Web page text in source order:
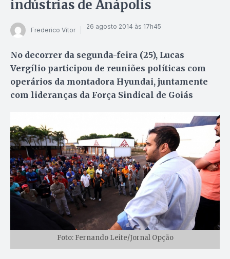
indústrias de Anápolis
Frederico Vitor 26 agosto 2014 às 17h45
No decorrer da segunda-feira (25), Lucas
Vergílio participou de reuniões políticas com
operários da montadora Hyundai, juntamente
com lideranças da Força Sindical de Goiás
Foto: Fernando Leite/Jornal Opção